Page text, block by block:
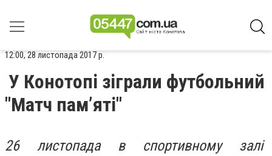
12:00, 28 листопада 2017 р.
У Конотопі зіграли футбольний
"Матч пам’яті"
26 листопада в спортивному залі